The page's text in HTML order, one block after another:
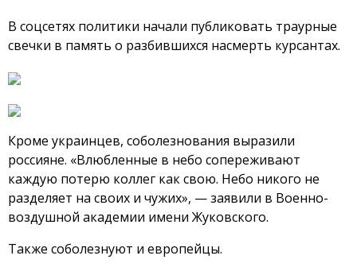
В соцсетях политики начали публиковать траурные
свечки в память о разбившихся насмерть курсантах.
Кроме украинцев, соболезнования выразили
россияне. «Влюбленные в небо сопереживают
каждую потерю коллег как свою. Небо никого не
разделяет на своих и чужих», — заявили в Военно-
воздушной академии имени Жуковского.
Также соболезнуют и европейцы.